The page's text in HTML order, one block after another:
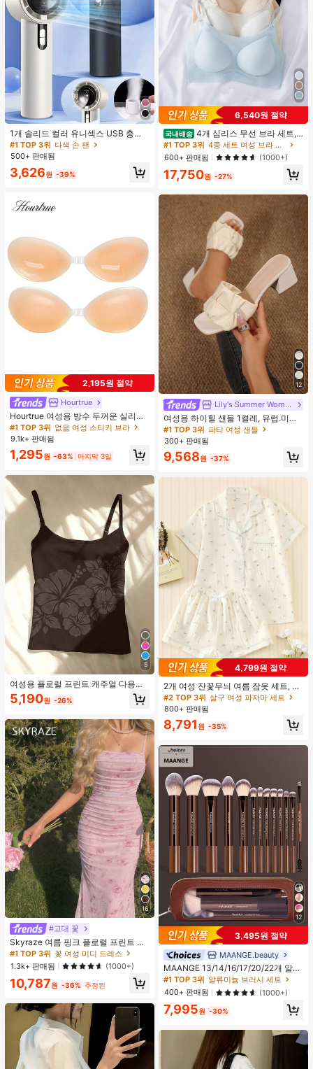
1개 솔리드 컬러 유니섹스 USB 충전
식 휴대용 100단 고풍량 장시간 배터
리 수명 미니 핸드헬드 팬 LCD 디스플
레이 일상용, 여행용
#1 TOP 3위 다색 손 팬
500+ 판매됨
3,626원 -39%
2,195원 절약
Hourtrue
Hourtrue 여성용 방수 두꺼운 실리콘
가슴 페탈, 작은 가슴 리프트업 & 푸시
인용, 웨딩 촬영 및 들러리용
#1 TOP 3위 없음 여성 스티키 브라
9.1k+ 판매됨
1,295원 -63% 마지막 3일
5
여성용 플로럴 프린트 캐주얼 다용도
일상용 캐미솔 여름
5,190원 -26%
16
#고대 꽃
Skyraze 여름 핑크 플로럴 프린트 주
름 메쉬 캐미 롱 드레스, 여름 드레스,
봄 옷
#1 TOP 3위 꽃 여성 미디 드레스
1.3k+ 판매됨
(1000+)
10,787원 -36% 추정된
6,540원 절약
국내배송 4개 심리스 무선 브라 세트,
작은 가슴 보정, 초박형 통기성 아이스
실크 섹시 편안한 백리스 란제리 브라,
조절 가능
#1 TOP 3위
4종 세트 여성 브라 & 브랄렛
600+ 판매됨
(1000+)
17,750원 -27%
12
Lily's Summer Women Shoes
여성용 하이힐 샌들 1켤레, 유럽.미국
플러스 사이즈 어머니날 선물, 패셔너
블하고 편안한 PU 미끄럼 방지 솔리
드 컬러 청키 힐 주름 텍스처 라운드
토 오픈토 슬립온 하이힐, 힐 높이 5c
m, 실내외 겸용, 귀엽고 고급스러운 데
일리.파티.볼.휴가.홈.캠퍼스.모임.오
피스용, 2026 봄/여름 신상 (약간 크게
#1 TOP 3위 파티 여성 샌들
300+ 판매됨
9,568원 -37%
4,799원 절약
2개 여성 잔꽃무늬 여름 잠옷 세트, 반
팔 버튼업 셔츠 및 반바지, 캐주얼 라
운지웨어
#2 TOP 3위 살구 여성 파자마 세트
800+ 판매됨
8,791 원 -35%
12
3,495원 절약
MAANGE.beauty
MAANGE 13/14/16/17/20/22개 알루
미늄 튜브 메이크업 브러시 세트, 페이
스 브러시, 블러셔 브러시, 파운데이션
브러시, 아이라이너 브러시, 아이섀도
우 브러시, 아이브로우 브러시, 블렌딩
브러시, 하이라이터 브러시, 컨실러 브
에 적합, 일상 사용 및 여행에 이상적,
완벽한 메이크업 도구 선물 세트., 전
#1 TOP 3위
알류미늄 브러시 세트
높은 재방문 고객
#1 TOP 3위 알류미늄 브러시 세트
높은 재방문 고객
#1 TOP 3위 알류미늄 브러시 세트
높은 재방문 고객
#1 TOP 3위
높은 재방문 고객
400+ 판매됨 (1000+)
7,995원 -30%